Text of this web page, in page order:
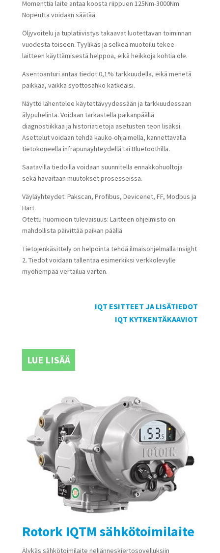
Momenttia laite antaa koosta riippuen 125Nm-3000Nm.
Nopeutta voidaan säätää.
Öljyvoitelu ja tuplatiivistys takaavat luotettavan toiminnan
vuodesta toiseen. Tyylikäs ja selkeä muotoilu tekee
laitteen käyttämisestä helppoa, eikä heikkoja kohtia ole.
Asentoanturi antaa tiedot 0,1% tarkkuudella, eikä menetä
paikkaa, vaikka syöttösähkö katkeaisi.
Näyttö lähentelee käytettävyydessään ja tarkkuudessaan
älypuhelinta. Voidaan tarkastella paikanpäällä
diagnostiikkaa ja historiatietoja asetusten teon lisäksi.
Asettelut voidaan tehdä kauko-ohjaimella, kannettavalla
tietokoneella infrapunayhteydellä tai Bluetoothilla.
Saatavilla tiedoilla voidaan suunnitella ennakkohuoltoja
sekä havaitaan muutokset prosesseissa.
Väyläyhteydet: Pakscan, Profibus, Devicenet, FF, Modbus ja
Hart.
Otettu huomioon tulevaisuus: Laitteen ohjelmisto on
mahdollista päivittää paikan päällä
Tietojenkäsittely on helpointa tehdä ilmaisohjelmalla Insight
2. Tiedot voidaan tallentaa esimerkiksi verkkolevylle
myöhempää vertailua varten.
IQT ESITTEET JA LISÄTIEDOT
IQT KYTKENTÄKAAVIOT
LUE LISÄÄ
Rotork IQTM sähkötoimilaite
Älykäs sähkötoimilaite neljänneskiertosovelluksiin